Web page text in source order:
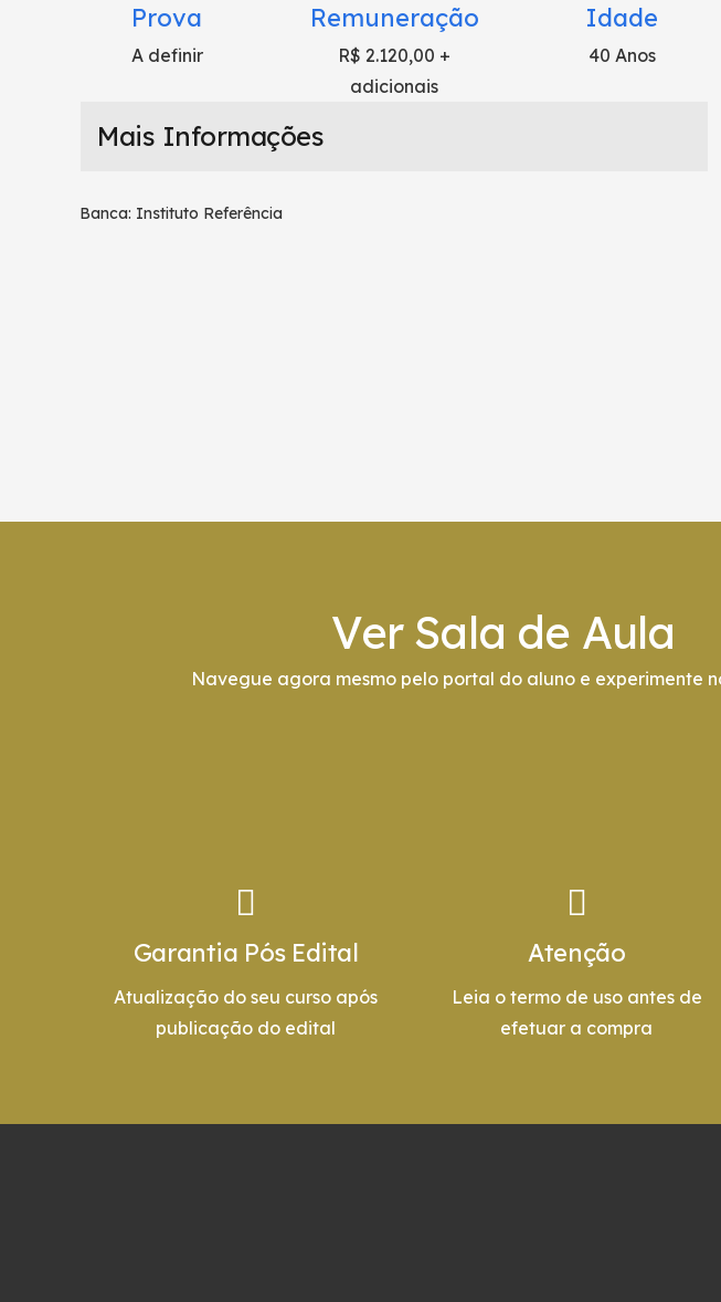
Prova
A definir
Remuneração
R$ 2.120,00 +
adicionais
Idade
40 Anos
Mais Informações
Banca: Instituto Referência
Ver Sala de Aula
Navegue agora mesmo pelo portal do aluno e experimente
Garantia Pós Edital
Atualização do seu curso após
publicação do edital
Atenção
Leia o termo de uso antes de
efetuar a compra